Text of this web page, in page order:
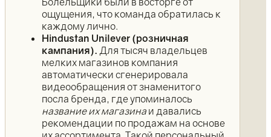
ощущения, что команда обратилась к
каждому лично.
Hindustan Unilever (розничная
кампания). Для тысяч владельцев
мелких магазинов компания
автоматически сгенерировала
видеообращения от знаменитого
посла бренда, где упоминалось
название их магазина и давались
рекомендации по продажам на основе